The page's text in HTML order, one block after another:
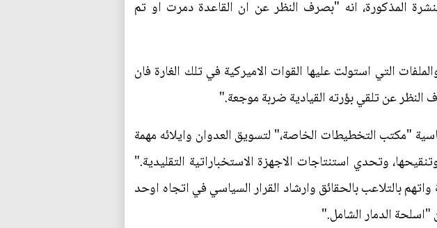
المذكورة، انه "بصرف النظر عن ان القاعدة دمرت او تم
التي استولت عليها القوات الاميركية في تلك الغارة فان
عن تلقي بؤرته القيادية ضربة موجعة."
استحدثت البنتاغون هيئة سياسية "مكتب التخطيطات الخاصة،" لتسويق العدوان وايلائه مهمة
وتحدي استنتاجات الاجهزة الاستخباراتية التقليدية."
بالتلاعب بالحقائق وارشاد القرار السياسي في اتجاه اوحد
الدمار الشامل."